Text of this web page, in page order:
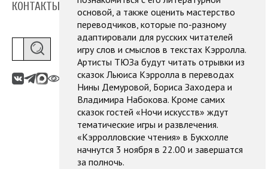
КОНТАКТЫ
основой, а также оценить мастерство
переводчиков, которые по-разному
адаптировали для русских читателей
игру слов и смыслов в текстах Кэрролла.
Артисты ТЮЗа будут читать отрывки из
сказок Льюиса Кэрролла в переводах
Нины Демуровой, Бориса Заходера и
Владимира Набокова. Кроме самих
сказок гостей «Ночи искусств» ждут
тематические игры и развлечения.
«Кэрролловские чтения» в Букхолле
начнутся 3 ноября в 22.00 и завершатся
за полночь.